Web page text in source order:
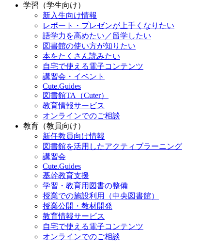
学習（学生向け）
新入生向け情報
レポート・プレゼンが上手くなりたい
語学力を高めたい／留学したい
図書館の使い方が知りたい
本をたくさん読みたい
自宅で使える電子コンテンツ
講習会・イベント
Cute.Guides
図書館TA（Cuter）
教育情報サービス
オンラインでのご相談
教育（教員向け）
新任教員向け情報
図書館を活用したアクティブラーニング
講習会
Cute.Guides
基幹教育支援
学習・教育用図書の整備
授業での施設利用（中央図書館）
授業公開・教材開発
教育情報サービス
自宅で使える電子コンテンツ
オンラインでのご相談